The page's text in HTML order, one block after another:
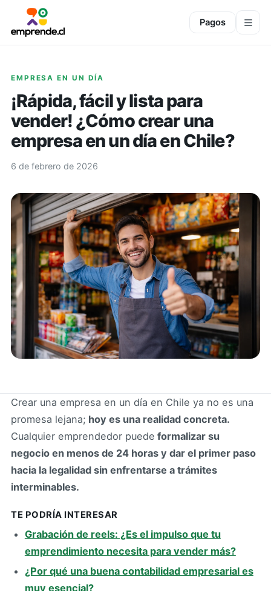
Pagos
EMPRESA EN UN DÍA
¡Rápida, fácil y lista para
vender! ¿Cómo crear una
empresa en un día en Chile?
6 de febrero de 2026
Crear una empresa en un día en Chile ya no es una
promesa lejana; hoy es una realidad concreta.
Cualquier emprendedor puede formalizar su
negocio en menos de 24 horas y dar el primer paso
hacia la legalidad sin enfrentarse a trámites
interminables.
TE PODRÍA INTERESAR
Grabación de reels: ¿Es el impulso que tu
emprendimiento necesita para vender más?
¿Por qué una buena contabilidad empresarial es
muy esencial?